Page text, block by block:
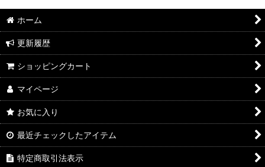
ホーム
更新履歴
ショッピングカート
マイページ
お気に入り
最近チェックしたアイテム
特定商取引法表示